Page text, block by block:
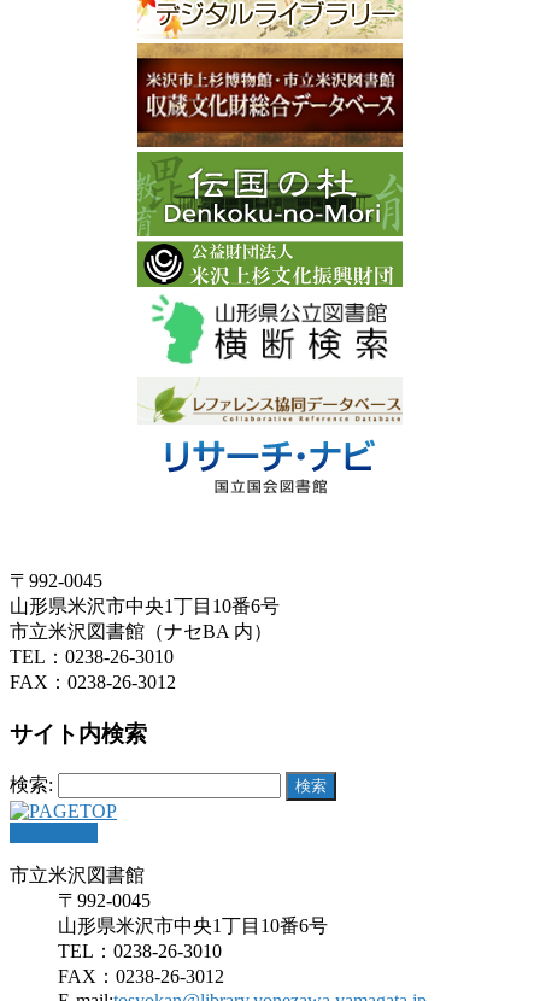
〒992-0045
山形県米沢市中央1丁目10番6号
市立米沢図書館（ナセBA 内）
TEL：0238-26-3010
FAX：0238-26-3012
サイト内検索
検索:
市立米沢図書館
〒992-0045
山形県米沢市中央1丁目10番6号
TEL：0238-26-3010
FAX：0238-26-3012